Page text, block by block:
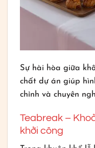
Sự hài hòa giữa
chất dự án giúp
chỉnh và chuyên
Teabreak –
khởi công